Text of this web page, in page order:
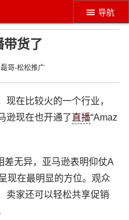
导航
带货了
磊哥-松松推广
现在比较火的一个行业，
逊现在也开通了直播“Amaz
差无异，亚马逊表明仰仗A
现在最明显的方位。观众
卖家还可以轻松共享促销